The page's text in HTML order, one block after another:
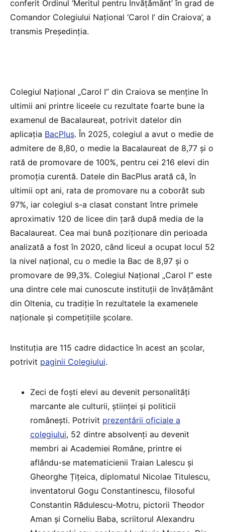
conferit Ordinul ‘Meritul pentru Învăţământ’ în grad de
Comandor Colegiului Naţional ‘Carol I’ din Craiova’, a
transmis Președinția.
Colegiul Național „Carol I” din Craiova se menține în
ultimii ani printre liceele cu rezultate foarte bune la
examenul de Bacalaureat, potrivit datelor din
aplicația BacPlus. În 2025, colegiul a avut o medie de
admitere de 8,80, o medie la Bacalaureat de 8,77 și o
rată de promovare de 100%, pentru cei 216 elevi din
promoția curentă. Datele din BacPlus arată că, în
ultimii opt ani, rata de promovare nu a coborât sub
97%, iar colegiul s-a clasat constant între primele
aproximativ 120 de licee din țară după media de la
Bacalaureat. Cea mai bună poziționare din perioada
analizată a fost în 2020, când liceul a ocupat locul 52
la nivel național, cu o medie la Bac de 8,97 și o
promovare de 99,3%. Colegiul Național „Carol I” este
una dintre cele mai cunoscute instituții de învățământ
din Oltenia, cu tradiție în rezultatele la examenele
naționale și competițiile școlare.
Instituția are 115 cadre didactice în acest an școlar,
potrivit paginii Colegiului.
Zeci de foști elevi au devenit personalități
marcante ale culturii, științei și politicii
românești. Potrivit prezentării oficiale a
colegiului, 52 dintre absolvenți au devenit
membri ai Academiei Române, printre ei
aflându-se matematicienii Traian Lalescu și
Gheorghe Țițeica, diplomatul Nicolae Titulescu,
inventatorul Gogu Constantinescu, filosoful
Constantin Rădulescu-Motru, pictorii Theodor
Aman și Corneliu Baba, scriitorul Alexandru